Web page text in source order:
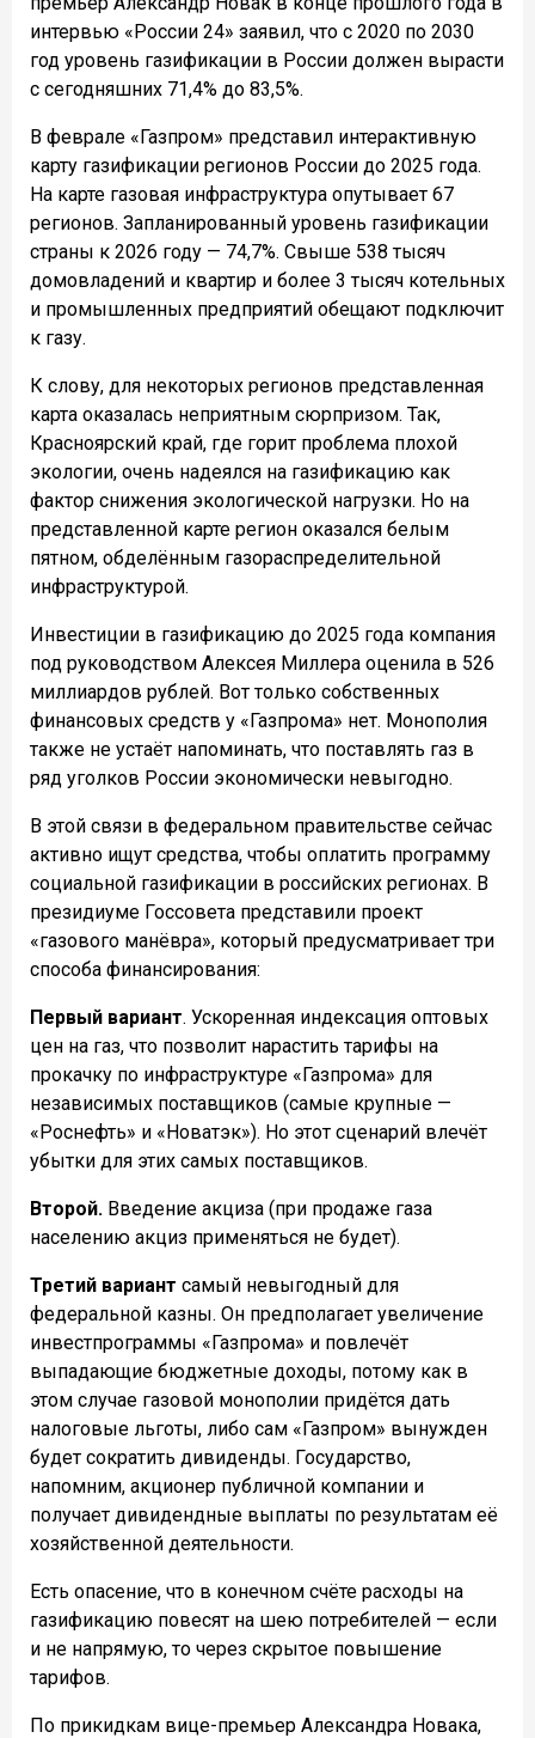
интервью «России 24» заявил, что с 2020 по 2030
год уровень газификации в России должен вырасти
с сегодняшних 71,4% до 83,5%.
В феврале «Газпром» представил интерактивную
карту газификации регионов России до 2025 года.
На карте газовая инфраструктура опутывает 67
регионов. Запланированный уровень газификации
страны к 2026 году — 74,7%. Свыше 538 тысяч
домовладений и квартир и более 3 тысяч котельных
и промышленных предприятий обещают подключит
к газу.
К слову, для некоторых регионов представленная
карта оказалась неприятным сюрпризом. Так,
Красноярский край, где горит проблема плохой
экологии, очень надеялся на газификацию как
фактор снижения экологической нагрузки. Но на
представленной карте регион оказался белым
пятном, обделённым газораспределительной
инфраструктурой.
Инвестиции в газификацию до 2025 года компания
под руководством Алексея Миллера оценила в 526
миллиардов рублей. Вот только собственных
финансовых средств у «Газпрома» нет. Монополия
также не устаёт напоминать, что поставлять газ в
ряд уголков России экономически невыгодно.
В этой связи в федеральном правительстве сейчас
активно ищут средства, чтобы оплатить программу
социальной газификации в российских регионах. В
президиуме Госсовета представили проект
«газового манёвра», который предусматривает три
способа финансирования:
Первый вариант. Ускоренная индексация оптовых
цен на газ, что позволит нарастить тарифы на
прокачку по инфраструктуре «Газпрома» для
независимых поставщиков (самые крупные —
«Роснефть» и «Новатэк»). Но этот сценарий влечёт
убытки для этих самых поставщиков.
Второй. Введение акциза (при продаже газа
населению акциз применяться не будет).
Третий вариант самый невыгодный для
федеральной казны. Он предполагает увеличение
инвестпрограммы «Газпрома» и повлечёт
выпадающие бюджетные доходы, потому как в
этом случае газовой монополии придётся дать
налоговые льготы, либо сам «Газпром» вынужден
будет сократить дивиденды. Государство,
напомним, акционер публичной компании и
получает дивидендные выплаты по результатам её
хозяйственной деятельности.
Есть опасение, что в конечном счёте расходы на
газификацию повесят на шею потребителей — если
и не напрямую, то через скрытое повышение
тарифов.
По прикидкам вице-премьер Александра Новака,